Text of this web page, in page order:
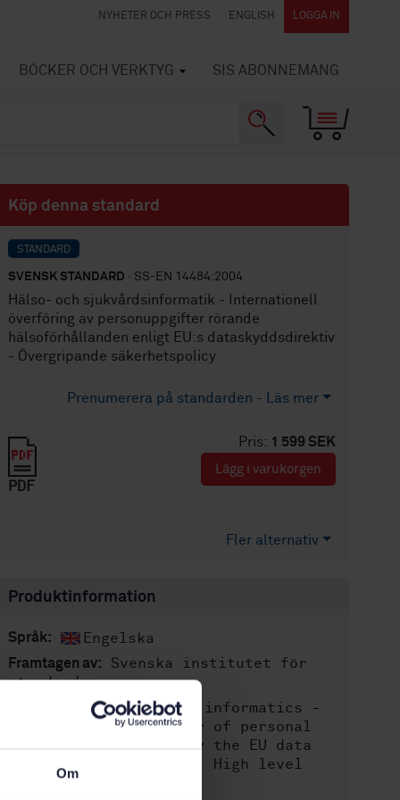
Om
NYHETER OCH PRESS ENGLISH LOGGA IN
BÖCKER OCH VERKTYG SIS ABONNEMANG
Köp denna standard
STANDARD
SVENSK STANDARD · SS-EN 14484:2004
Hälso- och sjukvårdsinformatik - Internationell
överföring av personuppgifter rörande
hälsoförhållanden enligt EU:s dataskyddsdirektiv
- Övergripande säkerhetspolicy
Prenumerera på standarden - Läs mer
Pris: 1 599 SEK
PDF
Lägg i varukorgen
Fler alternativ
Produktinformation
Språk: Engelska
Framtagen av:
Svenska institutet för
standarder
Internationell titel:Health informatics -
International transfer of personal
health data covered by the EU data
protection directive - High level
security policy